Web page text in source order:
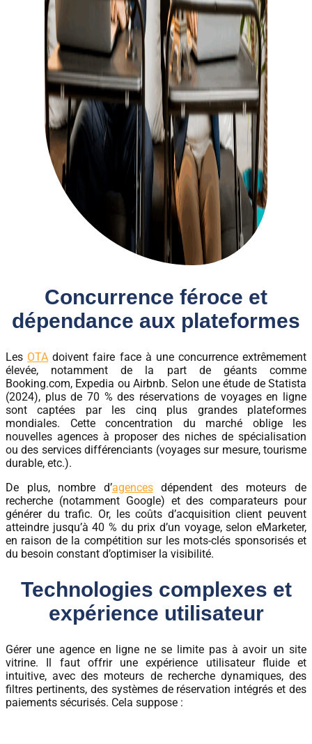
Concurrence féroce et
dépendance aux plateformes
Les OTA doivent faire face à une concurrence extrêmement
élevée, notamment de la part de géants comme
Booking.com, Expedia ou Airbnb. Selon une étude de Statista
(2024), plus de 70 % des réservations de voyages en ligne
sont captées par les cinq plus grandes plateformes
mondiales. Cette concentration du marché oblige les
nouvelles agences à proposer des niches de spécialisation
ou des services différenciants (voyages sur mesure, tourisme
durable, etc.).
De plus, nombre d’agencesdépendent des moteurs de
recherche (notamment Google) et des comparateurs pour
générer du trafic. Or, les coûts d’acquisition client peuvent
atteindre jusqu’à 40 % du prix d’un voyage, selon eMarketer,
en raison de la compétition sur les mots-clés sponsorisés et
du besoin constant d’optimiser la visibilité.
Technologies complexes et
expérience utilisateur
Gérer une agence en ligne ne se limite pas à avoir un site
vitrine. Il faut offrir une expérience utilisateur fluide et
intuitive, avec des moteurs de recherche dynamiques, des
filtres pertinents, des systèmes de réservation intégrés et des
paiements sécurisés. Cela suppose :